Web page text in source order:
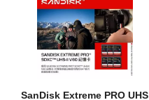
SanDisk Extreme PRO UHS